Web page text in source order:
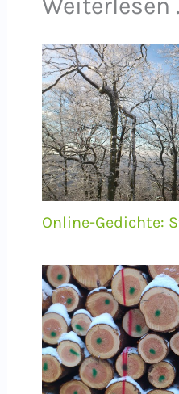
Weiterlesen
Online-Gedichte: